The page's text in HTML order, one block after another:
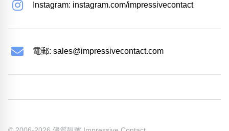
Instagram: instagram.com/impressivecontact
電郵: sales@impressivecontact.com